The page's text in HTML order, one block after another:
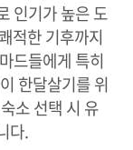
인기가 높은 도
적한 기후까지
드들에게 특히
한달살기를 위
소 선택 시 유
다.